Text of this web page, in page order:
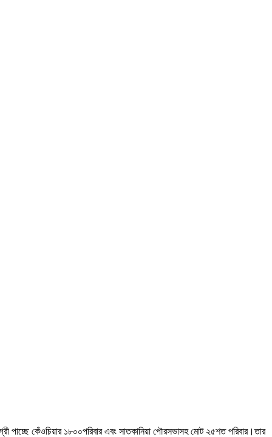
পাচ্ছে কেঁওচিয়ার ১৮০০পরিবার এবং সাতকানিয়া পৌরসভাসহ মোট ২৫শত পরিবার।তার